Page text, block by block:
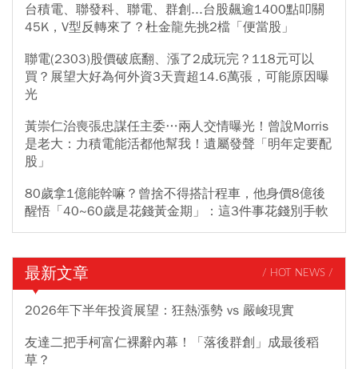
台積電、聯發科、聯電、群創...台股飆逾1400點叩關
45K，V型反轉來了？杜金龍先挑2檔「便當股」
聯電(2303)股價破底翻、漲了2成玩完？118元可以
買？展望大好為何外資3天賣超14.6萬張，可能原因曝
光
黃崇仁治喪張忠謀任主委…兩人交情曝光！曾說Morris
是老大：力積電能活都他幫我！遺屬發聲「明年定要配
股」
80歲拿1億能幹嘛？曾捨不得搭計程車，他身價8億後
醒悟「40~60歲是花錢黃金期」：這3件事花錢別手軟
最新文章 / HOT NEWS /
2026年下半年投資展望：狂熱漲勢 vs 嚴峻現實
友達二把手柯富仁裸辭內幕！「落後群創」成最後稻
草？